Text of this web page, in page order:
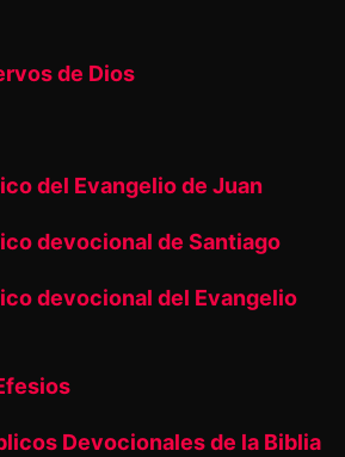
de Dios
del Evangelio de Juan
devocional de Santiago
devocional del Evangelio
Devocionales de la Biblia